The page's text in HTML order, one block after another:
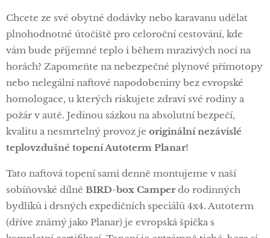
Chcete ze své obytné dodávky nebo karavanu udělat
plnohodnotné útočiště pro celoroční cestování, kde
vám bude příjemné teplo i během mrazivých nocí na
horách? Zapomeňte na nebezpečné plynové přímotopy
nebo nelegální naftové napodobeniny bez evropské
homologace, u kterých riskujete zdraví své rodiny a
požár v autě. Jedinou sázkou na absolutní bezpečí,
kvalitu a nesmrtelný provoz je originální nezávislé
teplovzdušné topení Autoterm Planar!
Tato naftová topení sami denně montujeme v naší
sobíňovské dílně BIRD-box Camperdo rodinných
bydlíků i drsných expedičních speciálů 4x4. Autoterm
(dříve známý jako Planar) je evropská špička s